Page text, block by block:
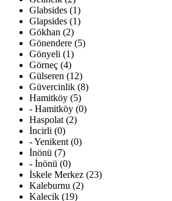
Glabsides (1)
Glapsides (1)
Gökhan (2)
Gönendere (5)
Gönyeli (1)
Görneç (4)
Gülseren (12)
Güvercinlik (8)
Hamitköy (5)
- Hamitköy (0)
Haspolat (2)
İncirli (0)
- Yenikent (0)
İnönü (7)
- İnönü (0)
İskele Merkez (23)
Kaleburnu (2)
Kalecik (19)